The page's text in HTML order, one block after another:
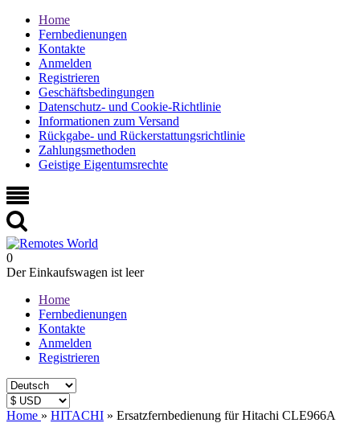
Home
Fernbedienungen
Kontakte
Anmelden
Registrieren
Geschäftsbedingungen
Datenschutz- und Cookie-Richtlinie
Informationen zum Versand
Rückgabe- und Rückerstattungsrichtlinie
Zahlungsmethoden
Geistige Eigentumsrechte
0
Der Einkaufswagen ist leer
Home
Fernbedienungen
Kontakte
Anmelden
Registrieren
Home » HITACHI » Ersatzfernbedienung für Hitachi CLE966A